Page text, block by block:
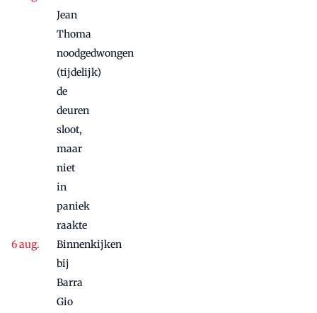
Jean
Thoma
noodgedwongen
(tijdelijk)
de
deuren
sloot,
maar
niet
in
paniek
raakte
Binnenkijken
bij
Barra
Gio